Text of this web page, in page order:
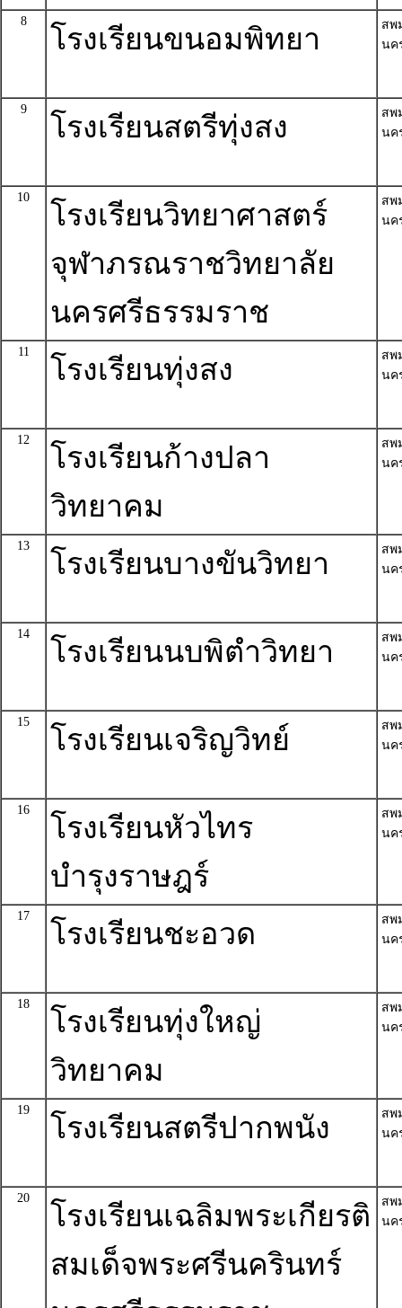
8
โรงเรียนขนอมพิทยา
สพ
นค
9
โรงเรียนสตรีทุ่งสง
สพ
นค
10
โรงเรียนวิทยาศาสตร์
จุฬาภรณราชวิทยาลัย
นครศรีธรรมราช
สพ
นค
11
โรงเรียนทุ่งสง
สพ
นค
12
โรงเรียนก้างปลา
วิทยาคม
สพ
นค
13
โรงเรียนบางขันวิทยา
สพ
นค
14
โรงเรียนนบพิตำวิทยา
สพ
นค
15
โรงเรียนเจริญวิทย์
สพ
นค
16
โรงเรียนหัวไทร
บำรุงราษฎร์
สพ
นค
17
โรงเรียนชะอวด
สพ
นค
18
โรงเรียนทุ่งใหญ่
วิทยาคม
สพ
นค
19
โรงเรียนสตรีปากพนัง
สพ
นค
20
โรงเรียนเฉลิมพระเกียรติ
สมเด็จพระศรีนครินทร์
สพ
นค